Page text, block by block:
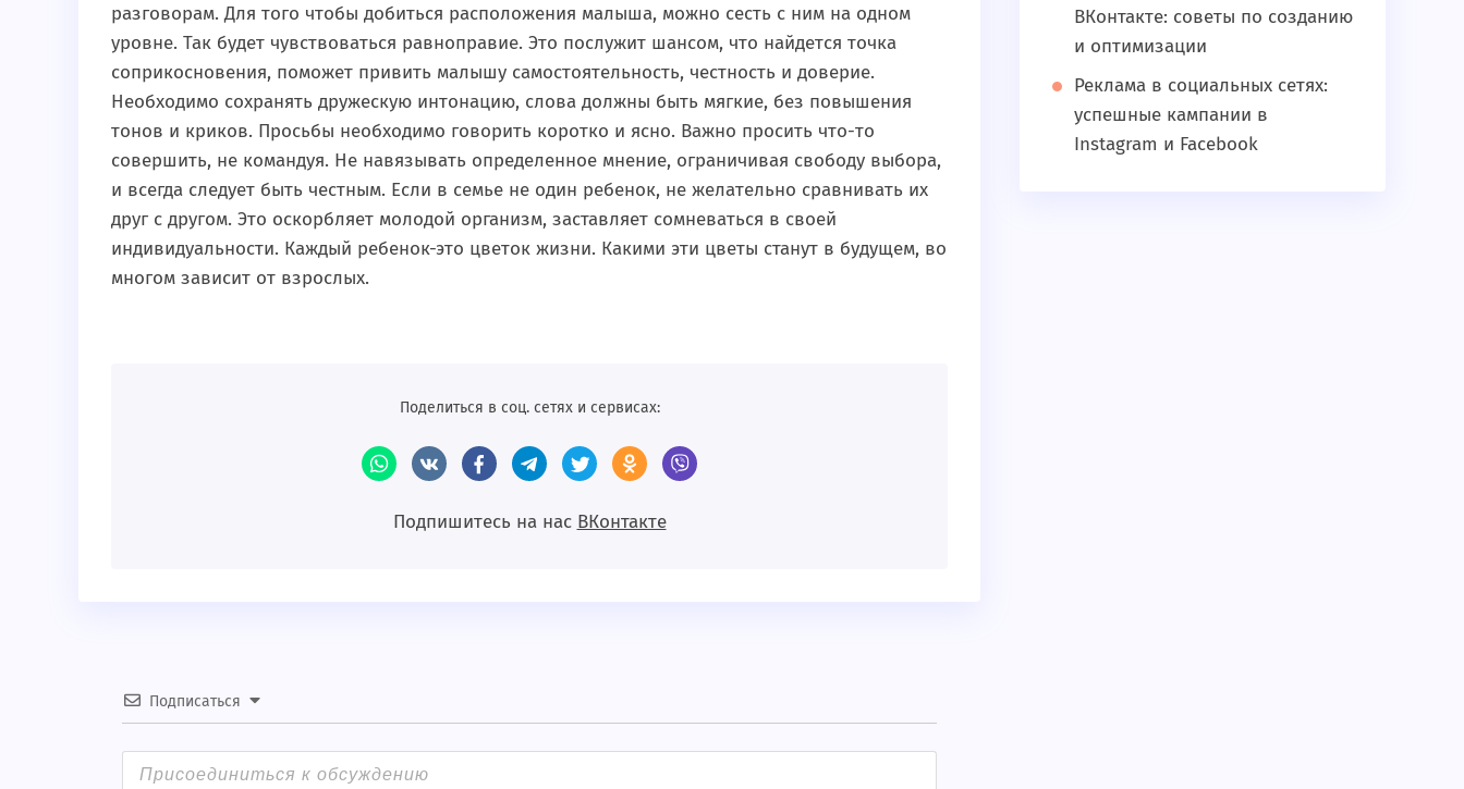
разговорам. Для того чтобы добиться расположения малыша, можно сесть с ним на одном
уровне. Так будет чувствоваться равноправие. Это послужит шансом, что найдется точка
соприкосновения, поможет привить малышу самостоятельность, честность и доверие.
Необходимо сохранять дружескую интонацию, слова должны быть мягкие, без повышения
тонов и криков. Просьбы необходимо говорить коротко и ясно. Важно просить что-то
совершить, не командуя. Не навязывать определенное мнение, ограничивая свободу выбора,
и всегда следует быть честным. Если в семье не один ребенок, не желательно сравнивать их
друг с другом. Это оскорбляет молодой организм, заставляет сомневаться в своей
индивидуальности. Каждый ребенок-это цветок жизни. Какими эти цветы станут в будущем, во
многом зависит от взрослых.
Поделиться в соц. сетях и сервисах:
Подпишитесь на нас BКонтакте
Подписаться
ВКонтакте: советы по созданию
и оптимизации
Реклама в социальных сетях:
успешные кампании в
Instagram и Facebook